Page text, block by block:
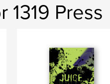
1319 Press